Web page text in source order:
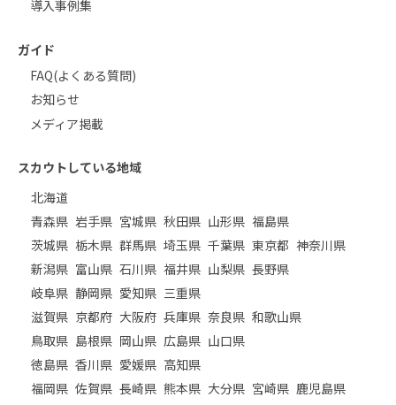
導入事例集
ガイド
FAQ(よくある質問)
お知らせ
メディア掲載
スカウトしている地域
北海道
青森県 岩手県 宮城県 秋田県 山形県 福島県
茨城県 栃木県 群馬県 埼玉県 千葉県 東京都 神奈川県
新潟県 富山県 石川県 福井県 山梨県 長野県
岐阜県 静岡県 愛知県 三重県
滋賀県 京都府 大阪府 兵庫県 奈良県 和歌山県
鳥取県 島根県 岡山県 広島県 山口県
徳島県 香川県 愛媛県 高知県
福岡県 佐賀県 長崎県 熊本県 大分県 宮崎県 鹿児島県